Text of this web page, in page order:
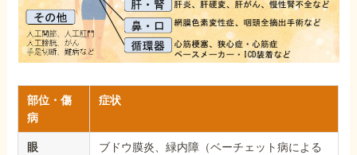
部位・傷
病
症状
眼
ブドウ膜炎、緑内障（ベーチェット病による